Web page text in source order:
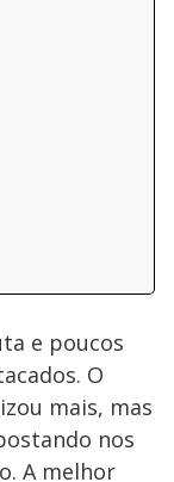
e poucos
O
mais, mas
nos
A melhor